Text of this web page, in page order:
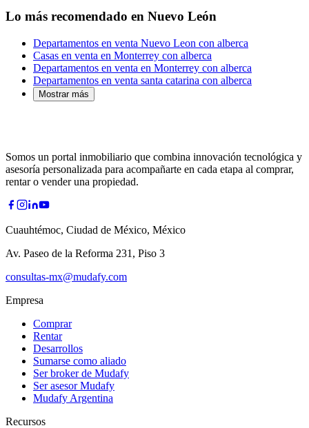
Lo más recomendado en Nuevo León
Departamentos en venta Nuevo Leon con alberca
Casas en venta en Monterrey con alberca
Departamentos en venta en Monterrey con alberca
Departamentos en venta santa catarina con alberca
Mostrar más
Somos un portal inmobiliario que combina innovación tecnológica y
asesoría personalizada para acompañarte en cada etapa al comprar,
rentar o vender una propiedad.
Cuauhtémoc, Ciudad de México, México
Av. Paseo de la Reforma 231, Piso 3
consultas-mx@mudafy.com
Empresa
Comprar
Rentar
Desarrollos
Sumarse como aliado
Ser broker de Mudafy
Ser asesor Mudafy
Mudafy Argentina
Recursos